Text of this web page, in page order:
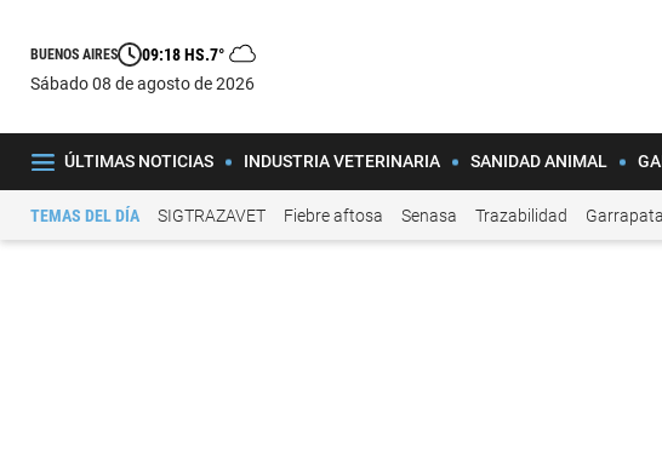
BUENOS AIRES 09:18 HS.7°
sábado 08 de agosto de 2026
ÚLTIMAS NOTICIAS INDUSTRIA VETERINARIA SANIDAD ANIMAL
TEMAS DEL DÍA SIGTRAZAVET Fiebre aftosa Senasa Trazabilidad